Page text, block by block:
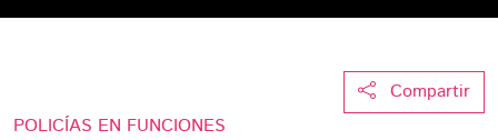
Compartir
POLICÍAS EN FUNCIONES